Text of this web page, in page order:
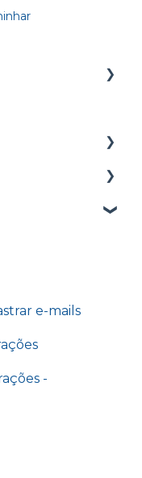
nosso
e Banco de
Novo Power
e-mails
-